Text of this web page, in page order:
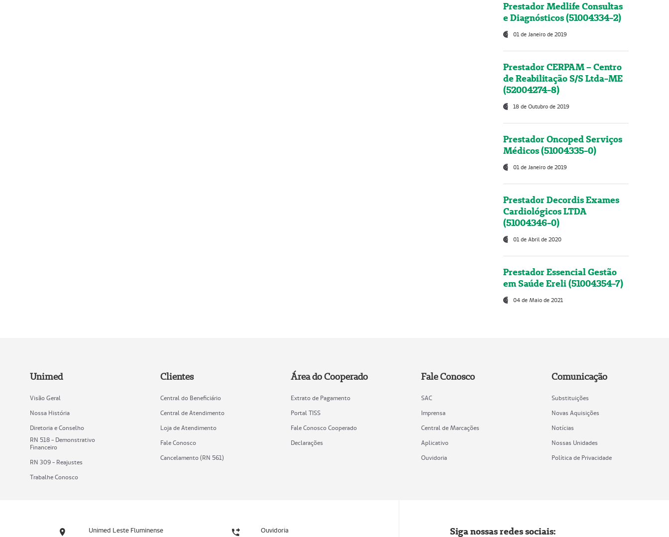
Prestador Medlife Consultas
e Diagnósticos (51004334-2)
01 de Janeiro de 2019
Prestador CERPAM – Centro
de Reabilitação S/S Ltda-ME
(52004274-8)
18 de Outubro de 2019
Prestador Oncoped Serviços
Médicos (51004335-0)
01 de Janeiro de 2019
Prestador Decordis Exames
Cardiológicos LTDA
(51004346-0)
01 de Abril de 2020
Prestador Essencial Gestão
em Saúde Ereli (51004354-7)
04 de Maio de 2021
Unimed
Visão Geral
Nossa História
Diretoria e Conselho
RN 518 - Demonstrativo
Financeiro
RN 309 - Reajustes
Trabalhe Conosco
Clientes
Central do Beneficiário
Central de Atendimento
Loja de Atendimento
Fale Conosco
Cancelamento (RN 561)
Área do Cooperado
Extrato de Pagamento
Portal TISS
Fale Conosco Cooperado
Declarações
Fale Conosco
SAC
Imprensa
Central de Marcações
Aplicativo
Ouvidoria
Comunicação
Substituições
Novas Aquisições
Notícias
Nossas Unidades
Política de Privacidade
Unimed Leste Fluminense Ouvidoria Siga nossas redes sociais: